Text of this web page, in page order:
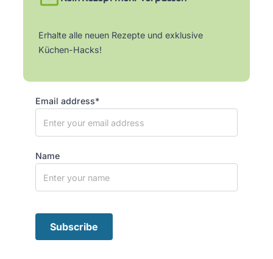
Erhalte alle neuen Rezepte und exklusive
Küchen-Hacks!
Email address*
Name